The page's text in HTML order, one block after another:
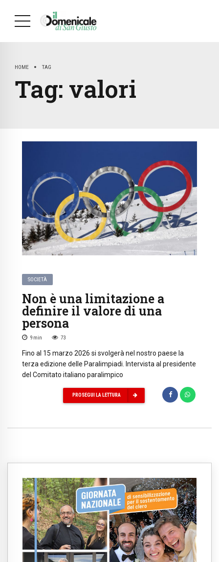
HOME TAG
Tag: valori
SOCIETÀ
Non è una limitazione a
definire il valore di una
persona
9 min 73
Fino al 15 marzo 2026 si svolgerà nel nostro paese la
terza edizione delle Paralimpiadi. Intervista al presidente
del Comitato italiano paralimpico
PROSEGUI LA LETTURA